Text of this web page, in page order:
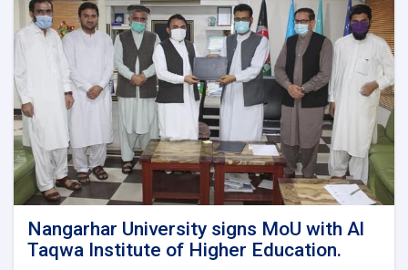
the
presidents
of
Kabul
Polytechnic
and
Nangarhar
Universities.
Nangarhar University signs MoU with Al
Taqwa Institute of Higher Education.